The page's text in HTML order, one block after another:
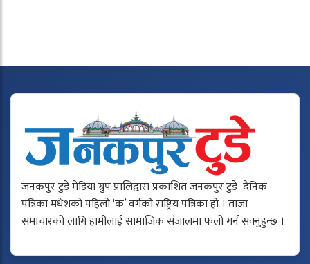
जनकपुर टुडे मेडिया ग्रुप प्रालिद्वारा प्रकाशित जनकपुर टुडे दैनिक
पत्रिका मधेशको पहिलो ‘क’ वर्गको राष्ट्रिय पत्रिका हो । ताजा
समाचारको लागि हामीलाई सामाजिक संजालमा फलो गर्न सक्नुहुन्छ ।